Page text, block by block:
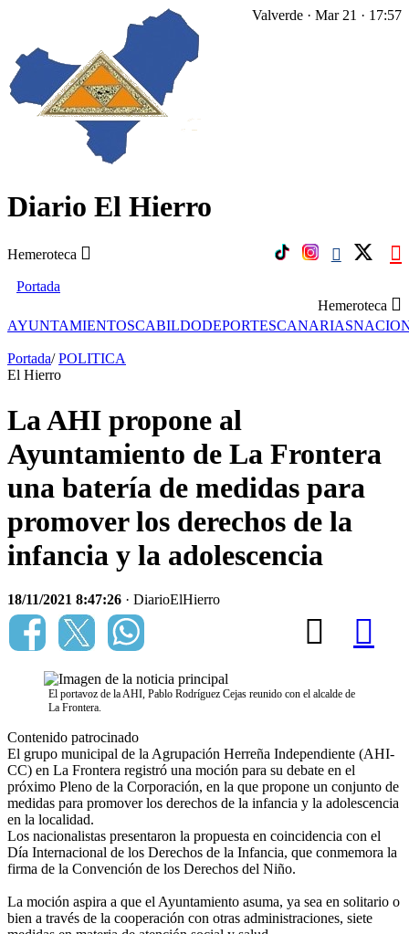
Diario El Hierro
Hemeroteca
Valverde · Mar 21 · 17:57
Portada
Hemeroteca
AYUNTAMIENTOSCABILDODEPORTESCANARIAS
Portada/ POLITICA
El Hierro
La AHI propone al
Ayuntamiento de La Frontera
una batería de medidas para
promover los derechos de la
infancia y la adolescencia
18/11/2021 8:47:26 · DiarioElHierro
El portavoz de la AHI, Pablo Rodríguez Cejas reunido con el alcalde de
La Frontera.
Contenido patrocinado
El grupo municipal de la Agrupación Herreña Independiente (AHI-
CC) en La Frontera registró una moción para su debate en el
próximo Pleno de la Corporación, en la que propone un conjunto de
medidas para promover los derechos de la infancia y la adolescencia
en la localidad.
Los nacionalistas presentaron la propuesta en coincidencia con el
Día Internacional de los Derechos de la Infancia, que conmemora la
firma de la Convención de los Derechos del Niño.
La moción aspira a que el Ayuntamiento asuma, ya sea en solitario o
bien a través de la cooperación con otras administraciones, siete